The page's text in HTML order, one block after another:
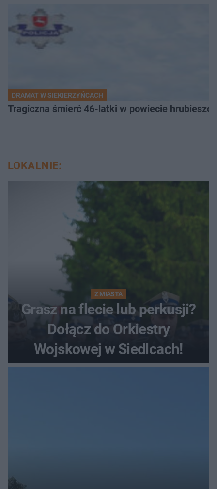
DRAMAT W SIEKIERZYŃCACH
Tragiczna śmierć 46-latki w powiecie
LOKALNIE:
Z MIASTA
Grasz na flecie lub perkusji?
Dołącz do Orkiestry
Wojskowej w Siedlcach!